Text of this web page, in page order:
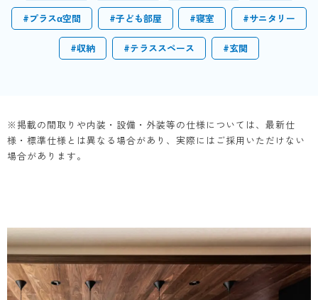
#プラスα空間 #子ども部屋 #寝室 #サニタリー
#収納 #テラススペース #玄関
※掲載の間取りや内装・設備・外装等の仕様については、最新仕
様・標準仕様とは異なる場合があり、実際にはご採用いただけない
場合があります。